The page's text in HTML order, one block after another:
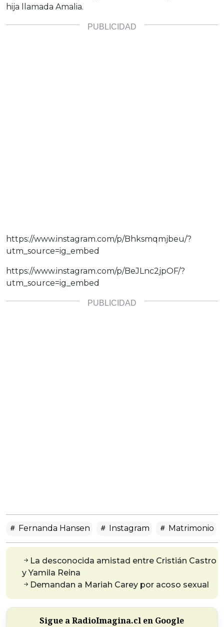
hija llamada Amalia.
https://www.instagram.com/p/Bhksmqmjbeu/?
utm_source=ig_embed
https://www.instagram.com/p/BeJLnc2jpOF/?
utm_source=ig_embed
Fernanda Hansen Instagram Matrimonio
La desconocida amistad entre Cristián Castro
y Yamila Reina
Demandan a Mariah Carey por acoso sexual
Sigue a RadioImagina.cl en Google